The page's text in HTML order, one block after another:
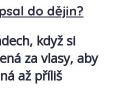
do dějin?
když si
za vlasy, aby
až příliš